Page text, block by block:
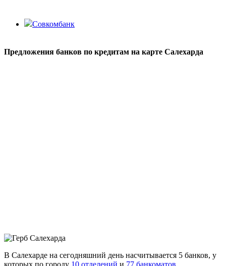
Совкомбанк
Предложения банков по кредитам на карте Салехарда
В Салехарде на сегодняшний день насчитывается 5 банков, у